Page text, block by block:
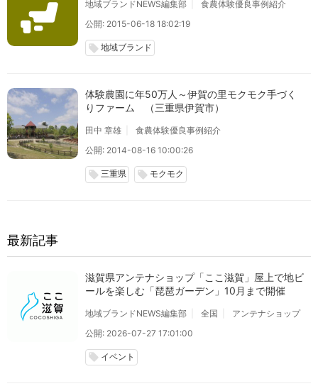
地域ブランドNEWS編集部
食農体験優良事例紹介
公開: 2015-06-18 18:02:19
local_offer 地域ブランド
体験農園に年50万人～伊賀の里モクモク手づく
りファーム （三重県伊賀市）
田中 章雄
食農体験優良事例紹介
公開: 2014-08-16 10:00:26
local_offer 三重県 local_offer モクモク
最新記事
滋賀県アンテナショップ「ここ滋賀」屋上で地ビ
ールを楽しむ「琵琶ガーデン」10月まで開催
地域ブランドNEWS編集部 全国
アンテナショップ
公開: 2026-07-27 17:01:00
local_offer イベント